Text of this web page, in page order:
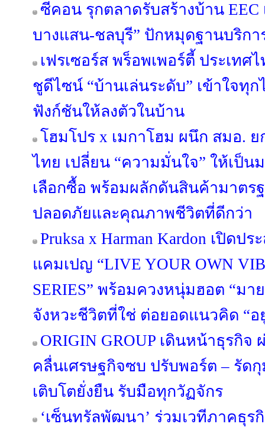
ซีคอน รุกตลาดรับสร้างบ้าน EEC
บางแสน-ชลบุรี” ปักหมุดฐานบริก
เฟรเซอร์ส พร็อพเพอร์ตี้ ประเท
ชูดีไซน์ “บ้านเล่นระดับ” เข้าใจทุ
ฟังก์ชันให้ลงตัวในบ้าน
โฮมโปร x เมกาโฮม ผนึก สมอ.
ไทย เปลี่ยน “ความมั่นใจ” ให้เป็น
เลือกซื้อ พร้อมผลักดันสินค้ามาตร
ปลอดภัยและคุณภาพชีวิตที่ดีกว่า
Pruksa x Harman Kardon เปิด
แคมเปญ “LIVE YOUR OWN
SERIES” พร้อมควงหนุ่มฮอต “ม
จังหวะชีวิตที่ใช่ ต่อยอดแนวคิด “อ
ORIGIN GROUP เดินหน้าธุรกิจ
คลื่นเศรษฐกิจซบ ปรับพอร์ต – รัด
เติบโตยั่งยืน รับมือทุกวัฏจักร
‘เซ็นทรัลพัฒนา’ ร่วมเวทีภาคธุร